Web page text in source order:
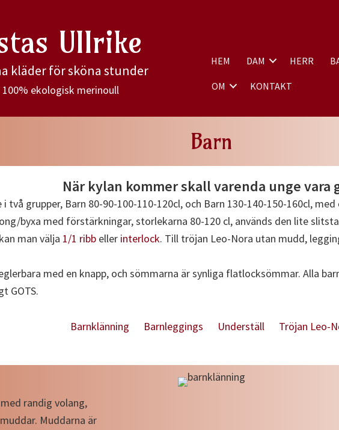
Ullrike
kläder för sköna stunder
100% ekologisk merinoull
HEM DAM HERR
OM KONTAKT
Barn
När kylan kommer skall varenda unge vara
två grupper, Barn 80-90-100-110-120cl, och Barn 130-140-150-160cl,
byxa med förstärkningar, storlekarna 80-120 cl, används den lite
man välja 1/1 ribb eller interlock. Till tröjan Leo-Nora utan mudd,
med en knapp, och sömmarna är synliga flatlocksömmar. Alla
GOTS.
Barnklänning Barnleggings Underställ Tröjan Leo-
randig volang,
Muddarna är